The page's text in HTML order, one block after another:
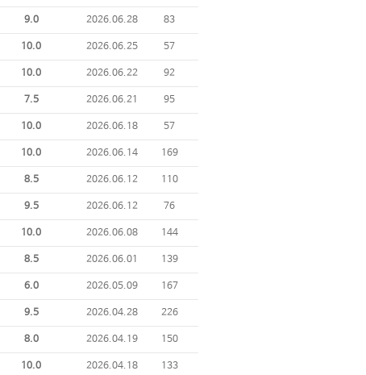
9.0 2026.06.28 83
10.0 2026.06.25 57
10.0 2026.06.22 92
7.5 2026.06.21 95
10.0 2026.06.18 57
10.0 2026.06.14 169
8.5 2026.06.12 110
9.5 2026.06.12 76
10.0 2026.06.08 144
8.5 2026.06.01 139
6.0 2026.05.09 167
9.5 2026.04.28 226
8.0 2026.04.19 150
10.0 2026.04.18 133